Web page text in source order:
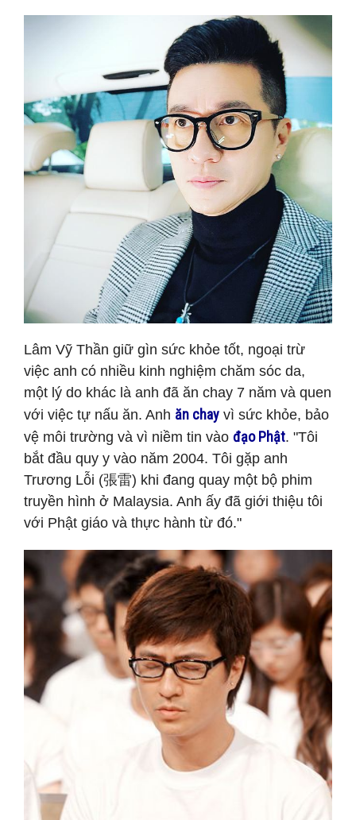
Lâm Vỹ Thần giữ gìn sức khỏe tốt, ngoại trừ
việc anh có nhiều kinh nghiệm chăm sóc da,
một lý do khác là anh đã ăn chay 7 năm và quen
với việc tự nấu ăn. Anh ăn chay vì sức khỏe, bảo
vệ môi trường và vì niềm tin vào đạo Phật. "Tôi
bắt đầu quy y vào năm 2004. Tôi gặp anh
Trương Lỗi (張雷) khi đang quay một bộ phim
truyền hình ở Malaysia. Anh ấy đã giới thiệu tôi
với Phật giáo và thực hành từ đó."